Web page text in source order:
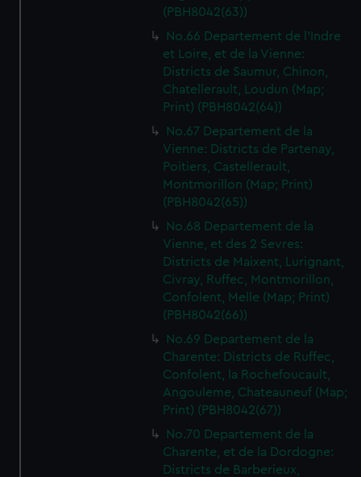
(PBH8042(63))
No.66 Departement de l'Indre
et Loire, et de la Vienne:
Districts de Saumur, Chinon,
Chatellerault, Loudun (Map;
Print) (PBH8042(64))
No.67 Departement de la
Vienne: Districts de Partenay,
Poitiers, Castellerault,
Montmorillon (Map; Print)
(PBH8042(65))
No.68 Departement de la
Vienne, et des 2 Sevres:
Districts de Maixent, Lurignant,
Civray, Ruffec, Montmorillon,
Confolent, Melle (Map; Print)
(PBH8042(66))
No.69 Departement de la
Charente: Districts de Ruffec,
Confolent, la Rochefoucault,
Angouleme, Chateauneuf (Map;
Print) (PBH8042(67))
No.70 Departement de la
Charente, et de la Dordogne:
Districts de Barberieux,